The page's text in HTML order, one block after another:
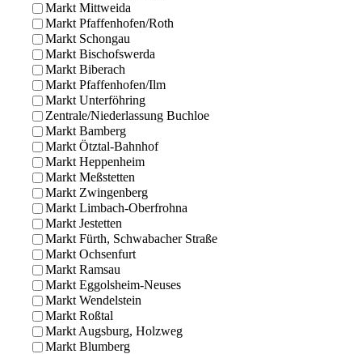
Markt Mittweida
Markt Pfaffenhofen/Roth
Markt Schongau
Markt Bischofswerda
Markt Biberach
Markt Pfaffenhofen/Ilm
Markt Unterföhring
Zentrale/Niederlassung Buchloe
Markt Bamberg
Markt Ötztal-Bahnhof
Markt Heppenheim
Markt Meßstetten
Markt Zwingenberg
Markt Limbach-Oberfrohna
Markt Jestetten
Markt Fürth, Schwabacher Straße
Markt Ochsenfurt
Markt Ramsau
Markt Eggolsheim-Neuses
Markt Wendelstein
Markt Roßtal
Markt Augsburg, Holzweg
Markt Blumberg